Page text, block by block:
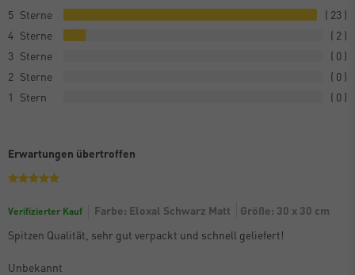
5
23
4
2
3
0
2
0
1
0
Erwartungen übertroffen
Verifizierter Kauf Farbe: Eloxal Schwarz Matt
Größe: 30 x 30 cm
Spitzen Qualität, sehr gut verpackt und schnell geliefert!
Unbekannt